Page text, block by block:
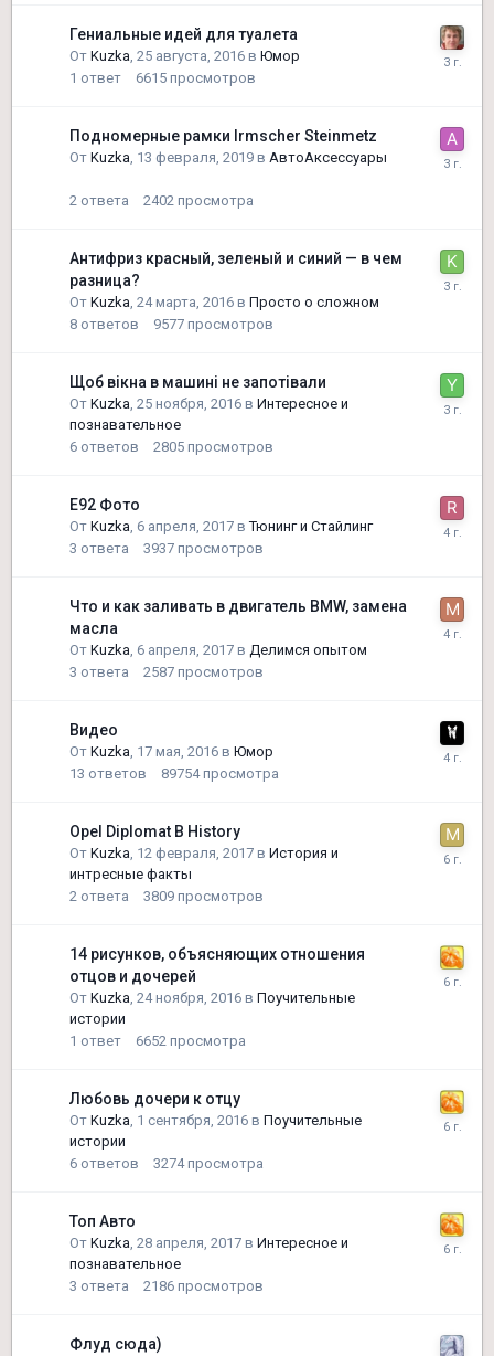
Гениальные идей для туалета
От Kuzka, 25 августа, 2016 в Юмор
1 ответ 6615 просмотров
Подномерные рамки Irmscher Steinmetz
От Kuzka, 13 февраля, 2019 в АвтоАксессуары
2 ответа 2402 просмотра
Антифриз красный, зеленый и синий — в чем
разница?
От Kuzka, 24 марта, 2016 в Просто о сложном
8 ответов 9577 просмотров
Щоб вікна в машині не запотівали
От Kuzka, 25 ноября, 2016 в Интересное и
познавательное
6 ответов 2805 просмотров
E92 Фото
От Kuzka, 6 апреля, 2017 вТюнинг и Стайлинг
3 ответа 3937 просмотров
Что и как заливать в двигатель BMW, замена
масла
От Kuzka, 6 апреля, 2017 в Делимся опытом
3 ответа 2587 просмотров
Видео
От Kuzka, 17 мая, 2016 в Юмор
13 ответов 89754 просмотра
Opel Diplomat B History
От Kuzka, 12 февраля, 2017 в История и
интресные факты
2 ответа 3809 просмотров
14 рисунков, объясняющих отношения
отцов и дочерей
От Kuzka, 24 ноября, 2016 в Поучительные
истории
1 ответ 6652 просмотра
Любовь дочери к отцу
От Kuzka, 1 сентября, 2016 в Поучительные
истории
6 ответов 3274 просмотра
Топ Авто
От Kuzka, 28 апреля, 2017 в Интересное и
познавательное
3 ответа 2186 просмотров
Флуд сюда)